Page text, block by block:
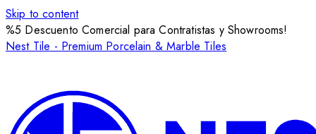
Skip to content
%5 Descuento Comercial para Contratistas y Showrooms!
Nest Tile - Premium Porcelain & Marble Tiles